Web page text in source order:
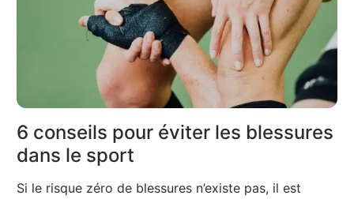
6 conseils pour éviter les blessures
dans le sport
Si le risque zéro de blessures n’existe pas, il est